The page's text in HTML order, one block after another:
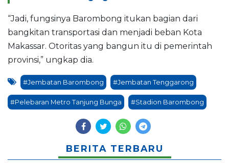
“Jadi, fungsinya Barombong itukan bagian dari
bangkitan transportasi dan menjadi beban Kota
Makassar. Otoritas yang bangun itu di pemerintah
provinsi,” ungkap dia.
#Jembatan Barombong #Jembatan Tenggarong
#Pelebaran Metro Tanjung Bunga #Stadion Barombong
BERITA TERBARU